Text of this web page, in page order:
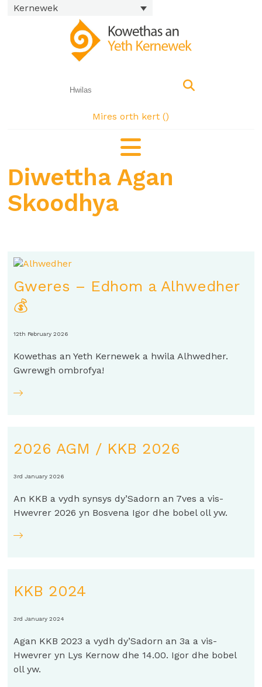
Kernewek
Mires orth kert ()
Diwettha Agan
Skoodhya
Gweres – Edhom a Alhwedher
💰
12th February 2026
Kowethas an Yeth Kernewek a hwila Alhwedher.
Gwrewgh ombrofya!
2026 AGM / KKB 2026
3rd January 2026
An KKB a vydh synsys dy’Sadorn an 7ves a vis-
Hwevrer 2026 yn Bosvena Igor dhe bobel oll yw.
KKB 2024
3rd January 2024
Agan KKB 2023 a vydh dy’Sadorn an 3a a vis-
Hwevrer yn Lys Kernow dhe 14.00. Igor dhe bobel
oll yw.